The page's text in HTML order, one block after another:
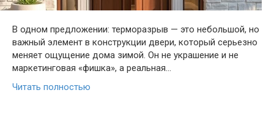
В одном предложении: терморазрыв — это небольшой, но
важный элемент в конструкции двери, который серьезно
меняет ощущение дома зимой. Он не украшение и не
маркетинговая «фишка», а реальная…
Читать полностью